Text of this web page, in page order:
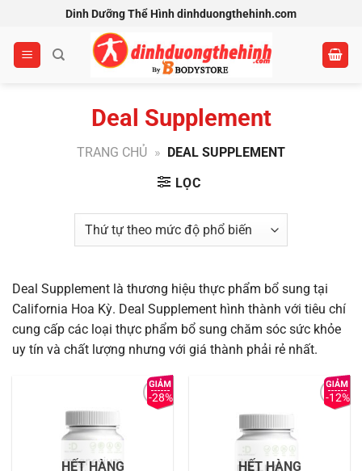
nội
dung
Dinh Dưỡng Thể Hình dinhduongthehinh.com
Deal Supplement
TRANG CHỦ »
DEAL SUPPLEMENT
LỌC
Deal Supplement là thương hiệu thực phẩm bổ sung tại
California Hoa Kỳ. Deal Supplement hình thành với tiêu chí
cung cấp các loại thực phẩm bổ sung chăm sóc sức khỏe
uy tín và chất lượng nhưng với giá thành phải rẻ nhất.
-28%
HẾT HÀNG
-12%
HẾT HÀNG